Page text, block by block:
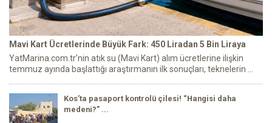
Mavi Kart Ücretlerinde Büyük Fark: 450 Liradan 5 Bin Liraya
YatMarina.com.tr’nin atık su (Mavi Kart) alım ücretlerine ilişkin
temmuz ayında başlattığı araştırmanın ilk sonuçları, teknelerin ...
Kos’ta pasaport kontrolü çilesi! “Hangisi daha
medeni?” ...